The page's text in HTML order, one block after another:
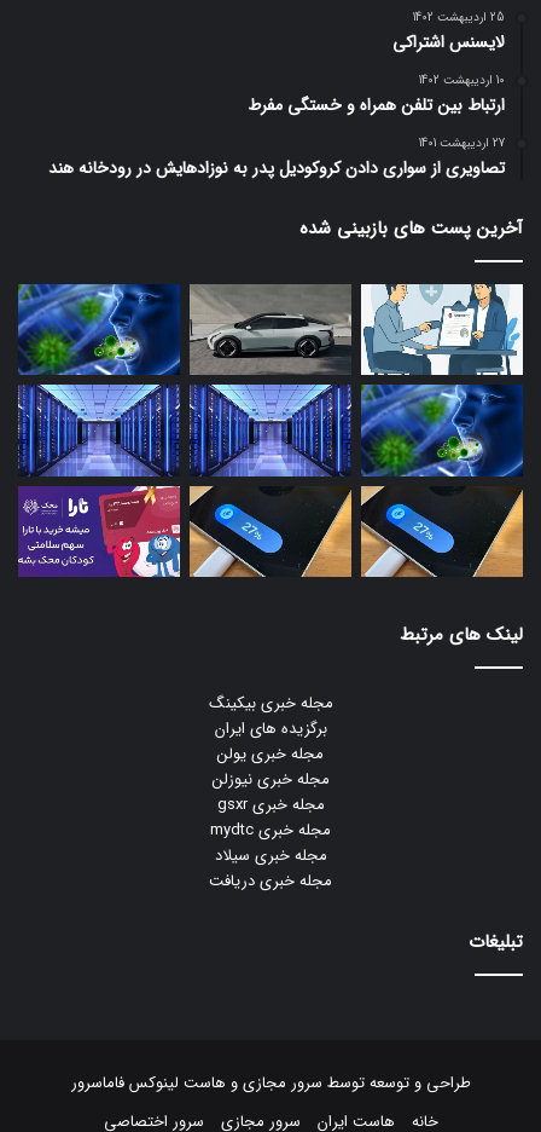
25 اردیبهشت 1402
لایسنس اشتراکی
10 اردیبهشت 1402
ارتباط بین تلفن همراه و خستگی مفرط
27 اردیبهشت 1401
تصاویری از سواری دادن کروکودیل پدر به نوزادهایش در رودخانه هند
آخرین پست های بازبینی شده
لینک های مرتبط
مجله خبری بیکینگ
برگزیده های ایران
مجله خبری یولن
مجله خبری نیوزلن
مجله خبری gsxr
مجله خبری mydtc
مجله خبری سیلاد
مجله خبری دریافت
تبلیغات
طراحی و توسعه توسط سرور مجازیو هاست لینوکسفاماسرور
خانه
هاست ایران سرور مجازی سرور اختصاصی